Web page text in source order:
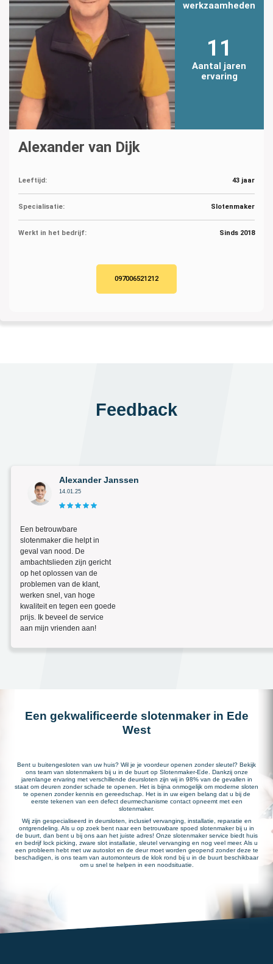
werkzaamheden
11
Aantal jaren
ervaring
Alexander van Dijk
Leeftijd: 43 jaar
Specialisatie: Slotenmaker
Werkt in het bedrijf: Sinds 2018
097006521212
Feedback
Alexander Janssen
14.01.25
Een betrouwbare
slotenmaker die helpt in
geval van nood. De
ambachtslieden zijn gericht
op het oplossen van de
problemen van de klant,
werken snel, van hoge
kwaliteit en tegen een goede
prijs. Ik beveel de service
aan mijn vrienden aan!
Een gekwalificeerde slotenmaker in Ede
West
Bent u buitengesloten van uw huis? Wil je je voordeur openen zonder sleutel? Bekijk
ons team van slotenmakers bij u in de buurt op Slotenmaker-Ede. Dankzij onze
jarenlange ervaring met verschillende deursloten zijn wij in 98% van de gevallen in
staat om deuren zonder schade te openen. Het is bijna onmogelijk om moderne sloten
te openen zonder kennis en gereedschap. Het is in uw eigen belang dat u bij de
eerste tekenen van een defect deurmechanisme contact opneemt met een
slotenmaker.
Wij zijn gespecialiseerd in deursloten, inclusief vervanging, installatie, reparatie en
ontgrendeling. Als u op zoek bent naar een betrouwbare spoed slotenmaker bij u in
de buurt, dan bent u bij ons aan het juiste adres! Onze slotenmaker service biedt huis
en bedrijf lock picking, zware slot installatie, sleutel vervanging en nog veel meer. Als u
een probleem hebt met uw autoslot en de deur moet worden geopend zonder deze te
beschadigen, is ons team van automonteurs de klok rond bij u in de buurt beschikbaar
om u snel te helpen in een noodsituatie.